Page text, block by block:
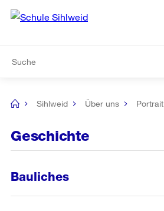
Navigation
[no
Sihlweid Über uns Portrait
Geschichte
Bauliches